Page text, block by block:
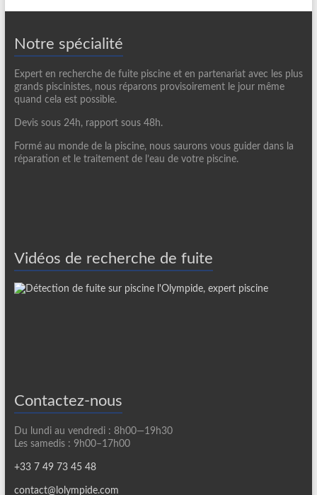
Notre spécialité
Expert en recherche de fuite piscine et en partenariat avec les plus
grands piscinistes, nous réparons provisoirement le jour même
quand cela est possible.
Devis sous 24h, rapport sous 48h.
Formé au monde de la piscine, nous saurons vous guider dans la
réparation et le traitement de l’eau de votre piscine.
Vidéos de recherche de fuite
Contactez-nous
Du lundi au vendredi : 8h00—19h30
Les samedis : 9h00–17h00
+33 7 49 73 45 48
contact@lolympide.com